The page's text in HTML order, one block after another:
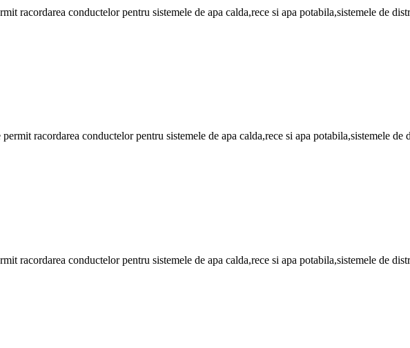
racordarea conductelor pentru sistemele de apa calda,rece si apa potabila,sistemele de
racordarea conductelor pentru sistemele de apa calda,rece si apa potabila,sistemele de
racordarea conductelor pentru sistemele de apa calda,rece si apa potabila,sistemele de